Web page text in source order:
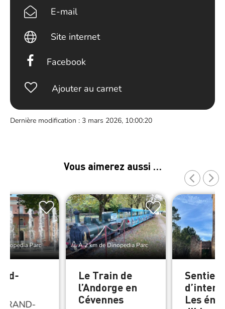
E-mail
Site internet
Facebook
Ajouter au carnet
Dernière modification : 3 mars 2026, 10:00:20
Vous aimerez aussi …
Parc À 2 km de Dinopedia Parc
Le Train de
l’Andorge en
Cévennes
Sentiers
Les